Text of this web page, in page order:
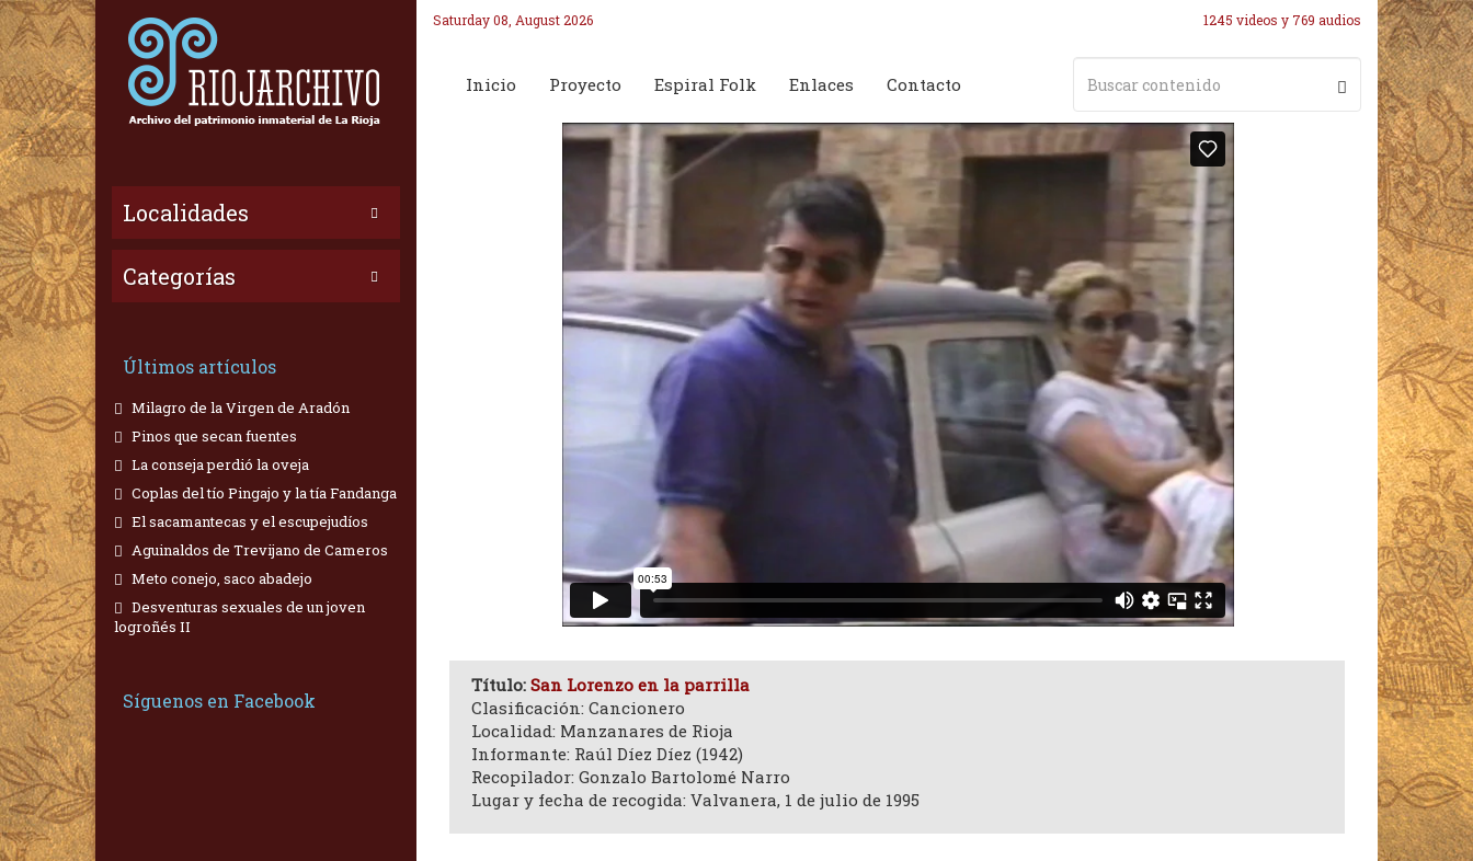
Localidades
Categorías
Últimos artículos
Milagro de la Virgen de Aradón
Pinos que secan fuentes
La conseja perdió la oveja
Coplas del tío Pingajo y la tía Fandanga
El sacamantecas y el escupejudíos
Aguinaldos de Trevijano de Cameros
Meto conejo, saco abadejo
Desventuras sexuales de un joven
logroñés II
Síguenos en Facebook
Saturday 08, August 2026 1245 videos y 769 audios
Inicio Proyecto Espiral Folk Enlaces Contacto
Título: San Lorenzo en la parrilla
Clasificación: Cancionero
Localidad: Manzanares de Rioja
Informante: Raúl Díez Díez (1942)
Recopilador: Gonzalo Bartolomé Narro
Lugar y fecha de recogida: Valvanera, 1 de julio de 1995